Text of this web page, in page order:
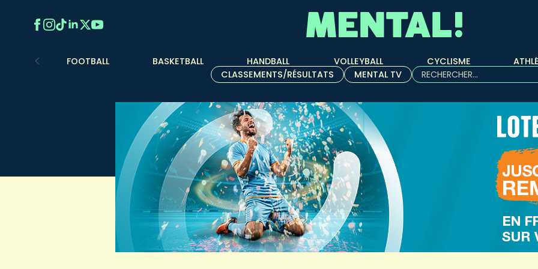
FOOTBALL BASKETBALL HANDBALL VOLLEYBALL CYCLISME
CLASSEMENTS/RÉSULTATS
MENTAL TV
Rechercher :